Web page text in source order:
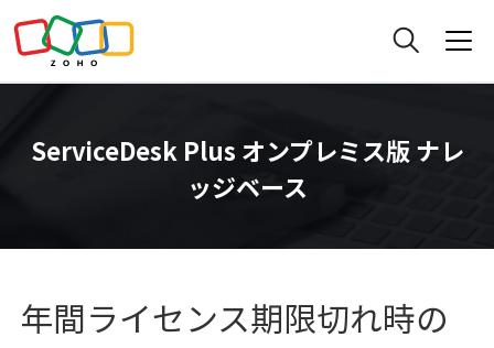
ServiceDesk Plus オンプレミス版 ナレ
ッジベース
年間ライセンス期限切れ時の